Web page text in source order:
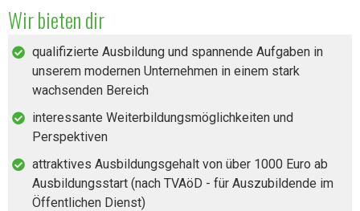
Wir bieten dir
qualifizierte Ausbildung und spannende Aufgaben in
unserem modernen Unternehmen in einem stark
wachsenden Bereich
interessante Weiterbildungsmöglichkeiten und
Perspektiven
attraktives Ausbildungsgehalt von über 1000 Euro ab
Ausbildungsstart (nach TVAöD - für Auszubildende im
Öffentlichen Dienst)